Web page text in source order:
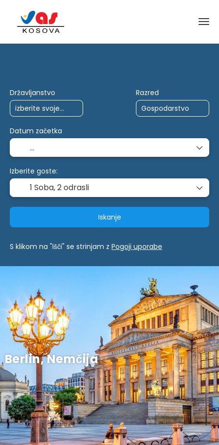
Berlin, Nemčija
Državljanstvo Razred
Datum začetka
Izberite goste:
1 Soba,2 odrasli
Iskanje
S klikom na "Išči" se strinjam z Pogoji uporabe